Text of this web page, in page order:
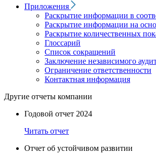
Приложения
Раскрытие информации в
Раскрытие информации на
Раскрытие количественных
Глоссарий
Список сокращений
Заключение независимого
Ограничение ответственности
Контактная информация
Другие отчеты компании
Годовой отчет 2024
Читать отчет
Отчет об устойчивом развитии